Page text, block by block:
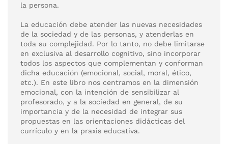
la persona.
La educación debe atender las nuevas necesidades
de la sociedad y de las personas, y atenderlas en
toda su complejidad. Por lo tanto, no debe limitarse
en exclusiva al desarrollo cognitivo, sino incorporar
todos los aspectos que complementan y conforman
dicha educación (emocional, social, moral, ético,
etc.). En este libro nos centramos en la dimensión
emocional, con la intención de sensibilizar al
profesorado, y a la sociedad en general, de su
importancia y de la necesidad de integrar sus
propuestas en las orientaciones didácticas del
currículo y en la praxis educativa.